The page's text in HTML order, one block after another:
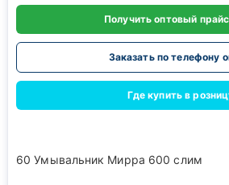
Получить оптовый
Заказать по телефону
Где купить в
60 Умывальник Мирра 600 слим